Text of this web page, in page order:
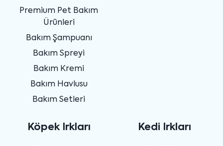
Premium Pet Bakım
Ürünleri
Bakım Şampuanı
Bakım Spreyi
Bakım Kremi
Bakım Havlusu
Bakım Setleri
Köpek Irkları Kedi Irkları